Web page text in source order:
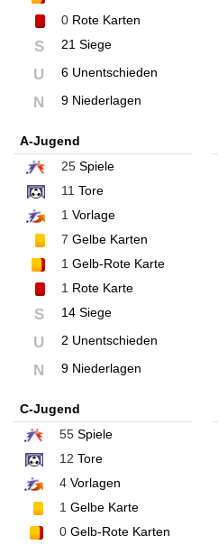
0 Rote Karten
S 21 Siege
U 6 Unentschieden
N 9 Niederlagen
A-Jugend
25 Spiele
11 Tore
1 Vorlage
7 Gelbe Karten
1 Gelb-Rote Karte
1 Rote Karte
S 14 Siege
U 2 Unentschieden
N 9 Niederlagen
C-Jugend
55 Spiele
12 Tore
4 Vorlagen
1 Gelbe Karte
0 Gelb-Rote Karten